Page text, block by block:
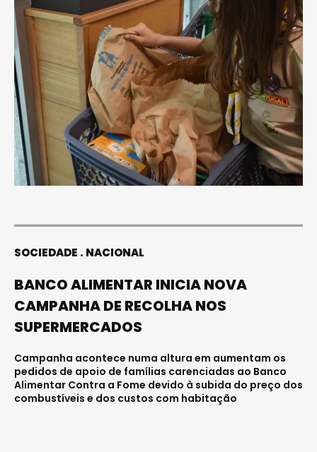
SOCIEDADE NACIONAL
BANCO ALIMENTAR INICIA NOVA
CAMPANHA DE RECOLHA NOS
SUPERMERCADOS
Campanha acontece numa altura em aumentam os
pedidos de apoio de famílias carenciadas ao Banco
Alimentar Contra a Fome devido à subida do preço dos
combustíveis e dos custos com habitação